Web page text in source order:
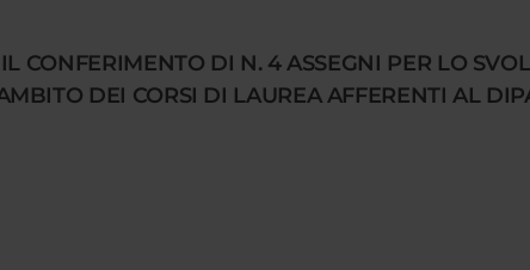
CONFERIMENTO DI N. 4 ASSEGNI PER LO
DEI CORSI DI LAUREA AFFERENTI AL